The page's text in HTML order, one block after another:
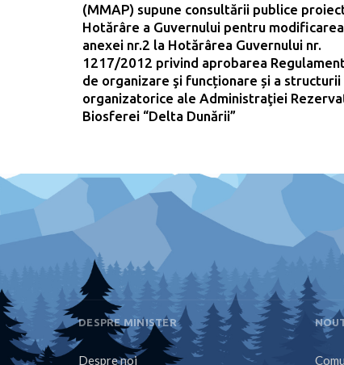
(MMAP) supune consultării publice
Hotărâre a Guvernului pentru modificarea
anexei nr.2 la Hotărârea Guvernului nr.
1217/2012 privind aprobarea
de organizare şi funcționare și a structurii
organizatorice ale Administraţiei
Biosferei “Delta Dunării”
DESPRE MINISTER
Despre noi